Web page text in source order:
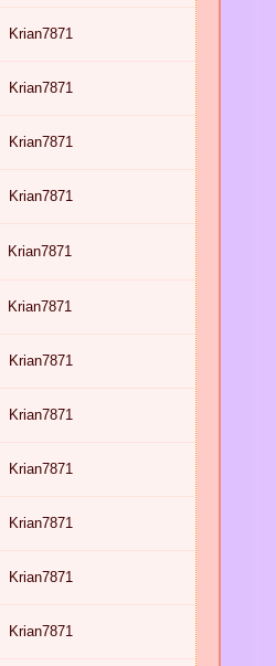
Krian7871
Krian7871
Krian7871
Krian7871
Krian7871
Krian7871
Krian7871
Krian7871
Krian7871
Krian7871
Krian7871
Krian7871